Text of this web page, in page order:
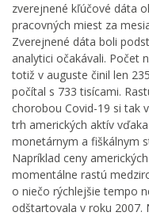
zverejnené kľúčové dáta
pracovných miest za
Zverejnené dáta boli
analytici očakávali. Počet
totiž v auguste činil len
počítal s 733 tisícami.
chorobou Covid-19 si tak
trh amerických aktív
monetárnym a fiškálnym
Napríklad ceny
momentálne rastú
o niečo rýchlejšie tempo
odštartovala v roku 2007.